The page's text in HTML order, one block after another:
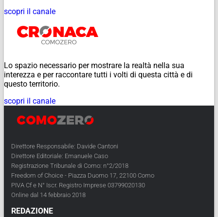
scopri il canale
Lo spazio necessario per mostrare la realtà nella sua
interezza e per raccontare tutti i volti di questa città e di
questo territorio.
scopri il canale
Direttore Responsabile: Davide Cantoni
Direttore Editoriale: Emanuele Caso
Registrazione Tribunale di Como: n°2/2018
Freedom of Choice - Piazza Duomo 17, 22100 Como
PIVA Cf e N° Iscr. Registro Imprese 03799020130
Online dal 14 febbraio 2018
REDAZIONE